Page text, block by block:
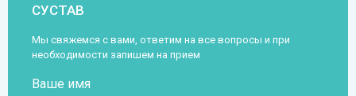
СУСТАВ
Мы свяжемся с вами, ответим на все вопросы и при
необходимости запишем на прием
Ваше имя